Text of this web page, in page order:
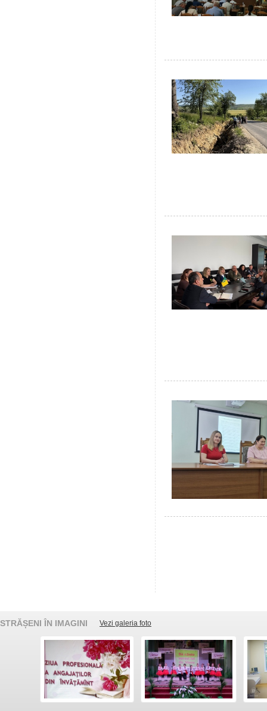
STRĂȘENI ÎN IMAGINI Vezi galeria foto